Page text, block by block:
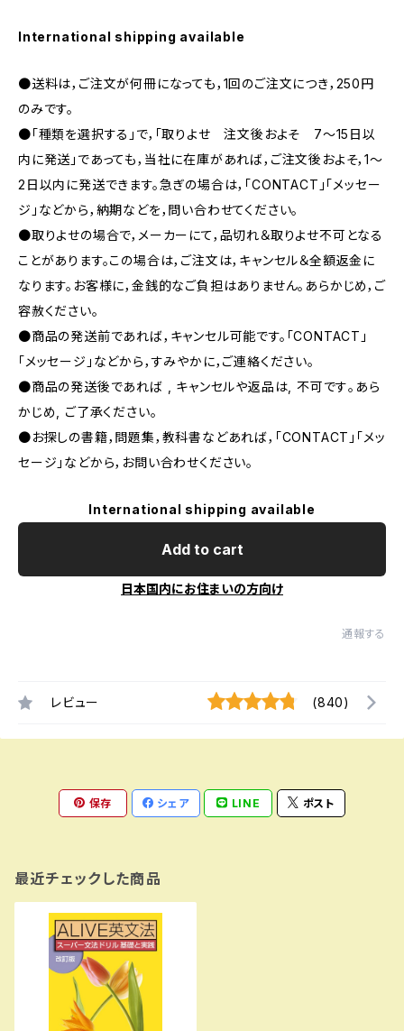
International shipping available
●送料は，ご注文が何冊になっても，1回のご注文につき，250円
のみです。
●「種類を選択する」で，「取りよせ 注文後およそ 7〜15日以
内に発送」であっても，当社に在庫があれば，ご注文後およそ，1〜
2日以内に発送できます。急ぎの場合は，「CONTACT」「メッセー
ジ」などから，納期などを，問い合わせてください。
●取りよせの場合で，メーカーにて，品切れ＆取りよせ不可となる
ことがあります。この場合は，ご注文は，キャンセル＆全額返金に
なります。お客様に，金銭的なご負担はありません。あらかじめ，ご
容赦ください。
●商品の発送前であれば，キャンセル可能です。「CONTACT」
「メッセージ」などから，すみやかに，ご連絡ください。
●商品の発送後であれば , キャンセルや返品は, 不可です｡あら
かじめ, ご了承ください｡
●お探しの書籍，問題集，教科書などあれば，「CONTACT」「メッ
セージ」などから，お問い合わせください。
International shipping available
Add to cart
日本国内にお住まいの方向け
通報する
レビュー (840)
保存 シェア LINE ポスト
最近チェックした商品